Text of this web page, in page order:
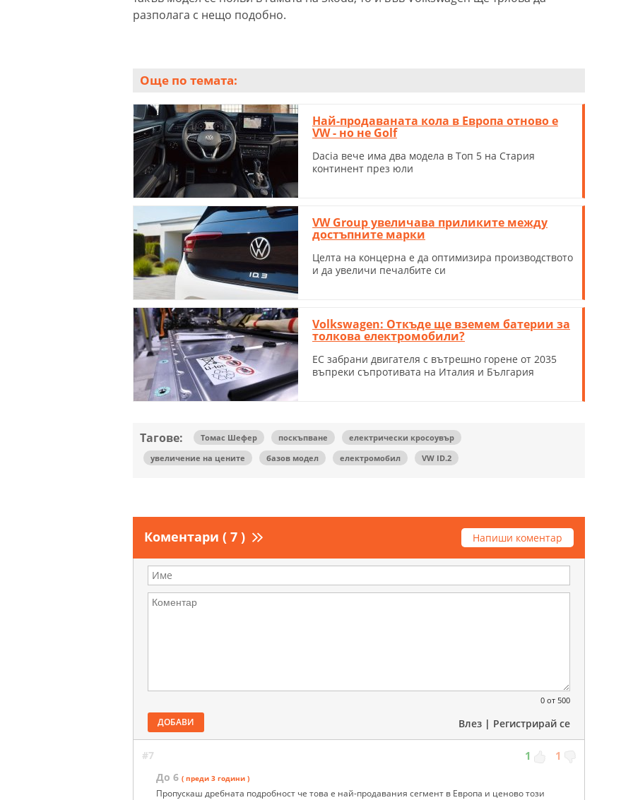
разполага с нещо подобно.
Още по темата:
Най-продаваната кола в Европа отново е
VW - но не Golf
Dacia вече има два модела в Топ 5 на Стария
континент през юли
VW Group увеличава приликите между
достъпните марки
Целта на концерна е да оптимизира производството
и да увeличи печалбите си
Volkswagen: Откъде ще вземем батерии за
толкова електромобили?
ЕС забрани двигателя с вътрешно горене от 2035
въпреки съпротивата на Италия и България
Тагове: Томас Шефер поскъпване
електрически кросоувър
увеличение на цените
базов модел електромобил VW ID.2
Коментари ( 7 ) Напиши коментар
0 от 500
ДОБАВИ Влез | Регистрирай се
#7 1 1
До 6 ( преди 3 години )
Пропускаш дребната подробност че това е най-продавания сегмент в Европа и ценово този